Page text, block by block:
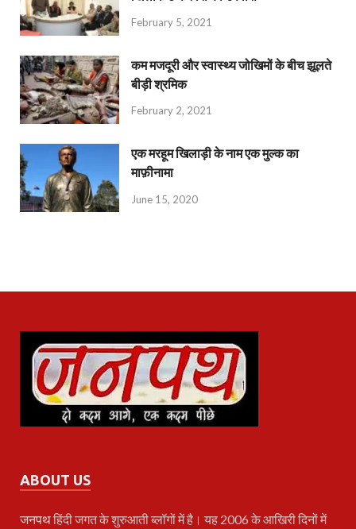
February 5, 2021
कम मजदूरी और स्वास्थ्य जोखिमों के बीच झूलते
बीड़ी श्रमिक
February 2, 2021
एक मरहूम खिलाड़ी के नाम एक मुल्क का
माफ़ीनामा
June 15, 2020
ABOUT US
जनपथहिंदी जगत के शुरुआती ब्लॉगों में है। यह 2006 के आखिरी दिनों में